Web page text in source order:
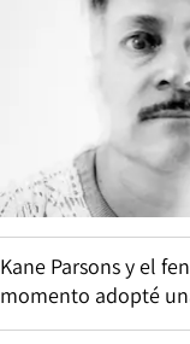
Kane Parsons y el
momento adopté